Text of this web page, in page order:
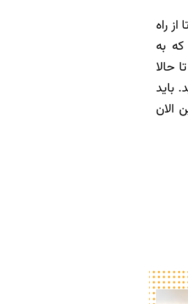
راه
به
حالا
بايد
الان